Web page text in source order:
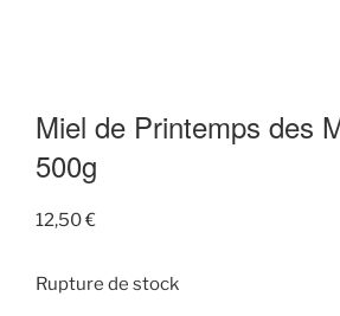
Miel de Printemps des
500g
12,50€
Rupture de stock